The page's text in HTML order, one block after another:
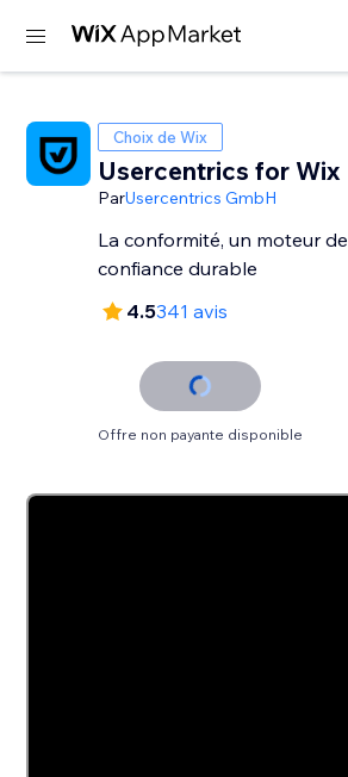
Choix de Wix
Usercentrics for Wix
ParUsercentrics GmbH
La conformité, un moteur de
confiance durable
4.5341 avis
Offre non payante disponible